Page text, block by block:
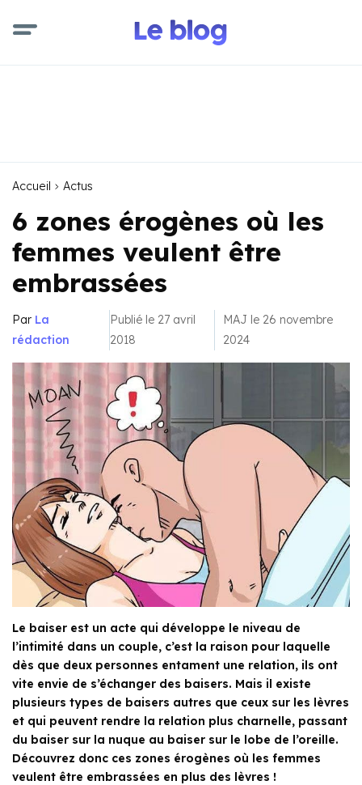
Accueil Actus
6 zones érogènes où les
femmes veulent être
embrassées
Par La
rédaction
Publié le 27 avril
2018
MAJ le 26 novembre
2024
Le baiser est un acte qui développe le niveau de
l’intimité dans un couple, c’est la raison pour laquelle
dès que deux personnes entament une relation, ils ont
vite envie de s’échanger des baisers. Mais il existe
plusieurs types de baisers autres que ceux sur les lèvres
et qui peuvent rendre la relation plus charnelle, passant
du baiser sur la nuque au baiser sur le lobe de l’oreille.
Découvrez donc ces zones érogènes où les femmes
veulent être embrassées en plus des lèvres !